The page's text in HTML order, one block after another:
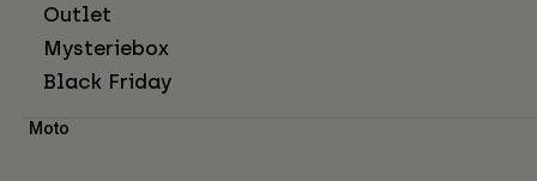
Outlet
Mysteriebox
Black Friday
Moto